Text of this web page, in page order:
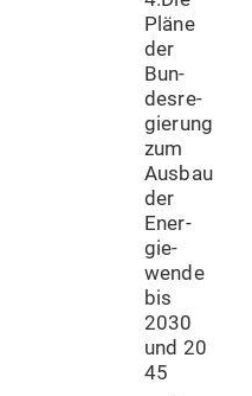
Pläne
der
Bun­
des­re­
gierung
zum
Ausbau
der
Ener­
gie­
wende
bis
2030
und 20
45